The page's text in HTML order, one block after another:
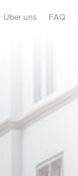
Über uns FAQ